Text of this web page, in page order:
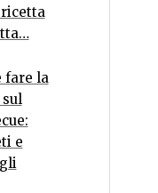
fare la
e